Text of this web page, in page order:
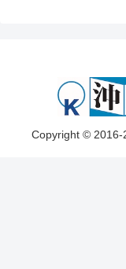
Copyright © 2016-